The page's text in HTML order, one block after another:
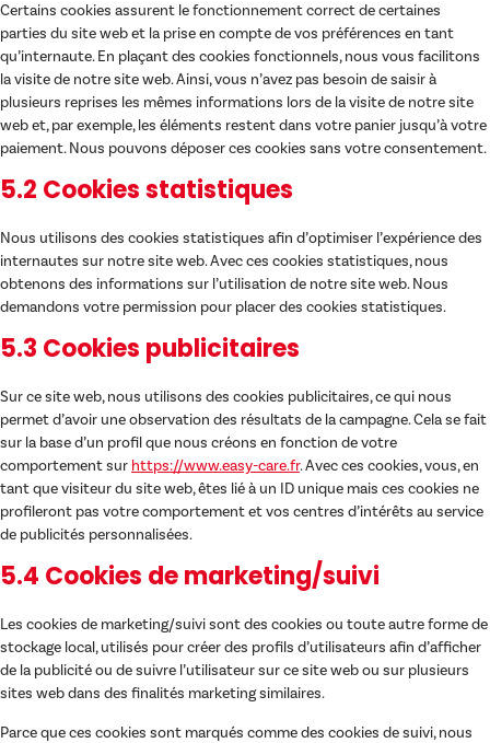
Certains cookies assurent le fonctionnement correct de certaines
parties du site web et la prise en compte de vos préférences en tant
qu’internaute. En plaçant des cookies fonctionnels, nous vous facilitons
la visite de notre site web. Ainsi, vous n’avez pas besoin de saisir à
plusieurs reprises les mêmes informations lors de la visite de notre site
web et, par exemple, les éléments restent dans votre panier jusqu’à votre
paiement. Nous pouvons déposer ces cookies sans votre consentement.
5.2 Cookies statistiques
Nous utilisons des cookies statistiques afin d’optimiser l’expérience des
internautes sur notre site web. Avec ces cookies statistiques, nous
obtenons des informations sur l’utilisation de notre site web. Nous
demandons votre permission pour placer des cookies statistiques.
5.3 Cookies publicitaires
Sur ce site web, nous utilisons des cookies publicitaires, ce qui nous
permet d’avoir une observation des résultats de la campagne. Cela se fait
sur la base d’un profil que nous créons en fonction de votre
comportement sur https://www.easy-care.fr. Avec ces cookies, vous, en
tant que visiteur du site web, êtes lié à un ID unique mais ces cookies ne
profileront pas votre comportement et vos centres d’intérêts au service
de publicités personnalisées.
5.4 Cookies de marketing/suivi
Les cookies de marketing/suivi sont des cookies ou toute autre forme de
stockage local, utilisés pour créer des profils d’utilisateurs afin d’afficher
de la publicité ou de suivre l’utilisateur sur ce site web ou sur plusieurs
sites web dans des finalités marketing similaires.
Parce que ces cookies sont marqués comme des cookies de suivi, nous